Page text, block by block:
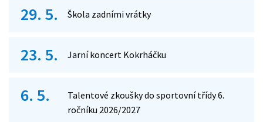
29. 5. Škola zadními vrátky
23. 5. Jarní koncert Kokrháčku
6. 5.
Talentové zkoušky do sportovní třídy 6.
ročníku 2026/2027